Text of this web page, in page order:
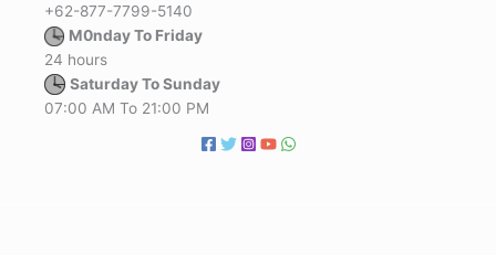
+62-877-7799-5140
M0nday To Friday
24 hours
Saturday To Sunday
07:00 AM To 21:00 PM